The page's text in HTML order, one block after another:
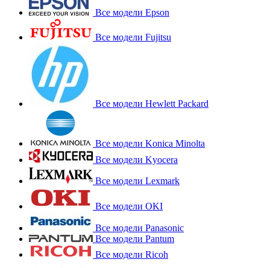
Все модели Epson
Все модели Fujitsu
Все модели Hewlett Packard
Все модели Konica Minolta
Все модели Kyocera
Все модели Lexmark
Все модели OKI
Все модели Panasonic
Все модели Pantum
Все модели Ricoh